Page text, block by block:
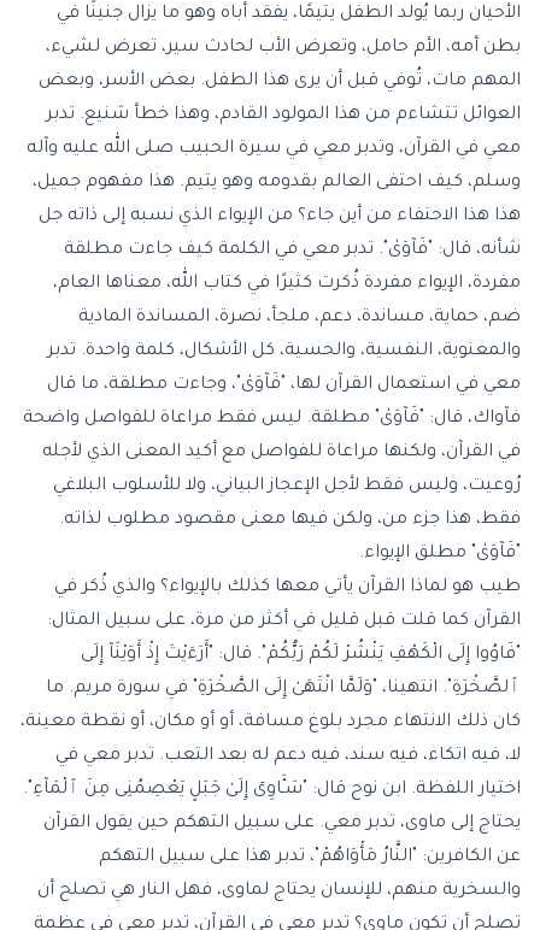
الأحيان ربما يُولد الطفل يتيمًا، يفقد أباه وهو ما يزال جنينًا في
بطن أمه، الأم حامل، وتعرض الأب لحادث سير، تعرض لشيء،
المهم مات، تُوفي قبل أن يرى هذا الطفل. بعض الأسر، وبعض
العوائل تتشاءم من هذا المولود القادم، وهذا خطأ شنيع. تدبر
معي في القرآن، وتدبر معي في سيرة الحبيب صلى الله عليه وآله
وسلم، كيف احتفى العالم بقدومه وهو يتيم. هذا مفهوم جميل،
هذا هذا الاحتفاء من أين جاء؟ من الإيواء الذي نسبه إلى ذاته جل
شأنه، قال: "فَآوَىٰ". تدبر معي في الكلمة كيف جاءت مطلقة
مفردة، الإيواء مفردة ذُكرت كثيرًا في كتاب الله، معناها العام،
ضم، حماية، مساندة، دعم، ملجأ، نصرة، المساندة المادية
والمعنوية، النفسية، والحسية، كل الأشكال، كلمة واحدة. تدبر
معي في استعمال القرآن لها، "فَآوَىٰ"، وجاءت مطلقة، ما قال
فآواك، قال: "فَآوَىٰ" مطلقة. ليس فقط مراعاة للفواصل واضحة
في القرآن، ولكنها مراعاة للفواصل مع أكيد المعنى الذي لأجله
رُوعيت، وليس فقط لأجل الإعجاز البياني، ولا للأسلوب البلاغي
فقط، هذا جزء من، ولكن فيها معنى مقصود مطلوب لذاته.
"فَآوَىٰ" مطلق الإيواء.
طيب هو لماذا القرآن يأتي معها كذلك بالإيواء؟ والذي ذُكر في
القرآن كما قلت قبل قليل في أكثر من مرة، على سبيل المثال:
"فَاوُوا إِلَى الْكَهْفِ يَنْشُرْ لَكُمْ رَبُّكُمْ". قال: "أَرَءَيْتَ إِذْ أَوَيْنَآ إِلَى
ٱلصَّخْرَةِ". انتهينا، "وَلَمَّا انْتَهَىٰ إِلَى الصَّخْرَةِ" في سورة مريم. ما
كان ذلك الانتهاء مجرد بلوغ مسافة، أو أو مكان، أو نقطة معينة،
لا، فيه اتكاء، فيه سند، فيه دعم له بعد التعب. تدبر معي في
اختيار اللفظة. ابن نوح قال: "سَـَٔاوِىٓ إِلَىٰ جَبَلٍ يَعْصِمُنِى مِنَ ٱلْمَآءِ".
يحتاج إلى ماوى، تدبر معي. على سبيل التهكم حين يقول القرآن
عن الكافرين: "النَّارُ مَأْوَاهُمْ"، تدبر هذا على سبيل التهكم
والسخرية منهم، للإنسان يحتاج لماوى، فهل النار هي تصلح أن
تصلح أن تكون ماوى؟ تدبر معي في القرآن، تدبر معي في عظمة